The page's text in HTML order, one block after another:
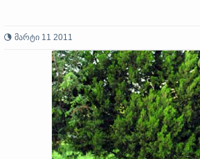
მარტი 11 2011